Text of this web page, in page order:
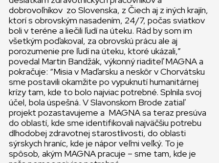
dobrovoľníkov zo Slovenska, z Čiech aj z iných krajín,
ktorí s obrovským nasadením, 24/7, počas sviatkov
boli v teréne a liečili ľudí na úteku. Rád by som im
všetkým poďakoval, za obrovskú prácu ale aj
porozumenie pre ľudí na úteku, ktoré ukázali,”
povedal Martin Bandžák, výkonný riaditeľ MAGNA a
pokračuje: “Misia v Maďarsku a neskôr v Chorvátsku
sme postavili okamžite po vypuknutí humanitárnej
krízy tam, kde to bolo najviac potrebné. Splnila svoj
účel, bola úspešná. V Slavonskom Brode zatiaľ
projekt pozastavujeme a MAGNA sa teraz presúva
do oblastí, kde sme identifikovali najväčšiu potrebu
dlhodobej zdravotnej starostlivosti, do oblasti
sýrskych hraníc, kde je nápor veľmi veľký. To je
spôsob, akým MAGNA pracuje – sme tam, kde je